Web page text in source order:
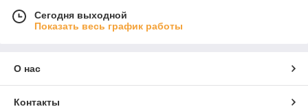
Сегодня выходной
Показать весь график работы
О нас
Контакты